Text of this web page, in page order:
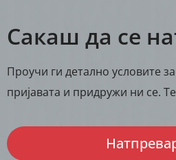
Сакаш да се
Проучи ги детално условите
пријавата и придружи ни се.